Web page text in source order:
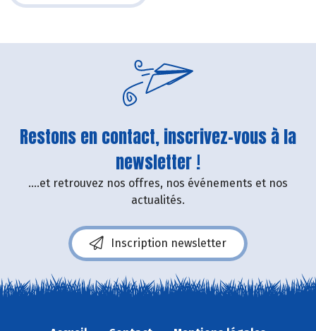
Restons en contact, inscrivez-vous à la
newsletter !
....et retrouvez nos offres, nos événements et nos
actualités.
Inscription newsletter